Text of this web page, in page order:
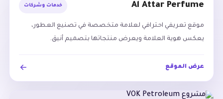
Al Attar Perfume خدمات وشركات
موقع تعريفي احترافي لعلامة متخصصة في تصنيع العطور،
يعكس هوية العلامة ويعرض منتجاتها بتصميم أنيق.
عرض الموقع